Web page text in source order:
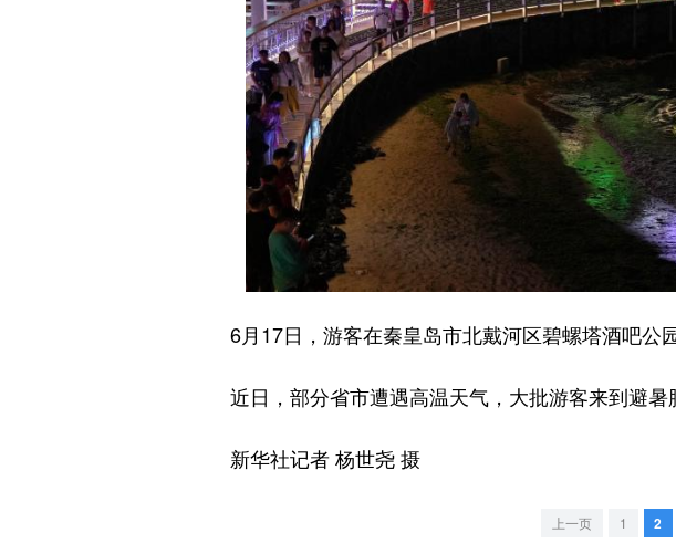
6月17日，游客在秦皇岛市北戴河区碧螺塔酒吧公园
近日，部分省市遭遇高温天气，大批游客来到避暑
新华社记者 杨世尧 摄
上一页 1 2